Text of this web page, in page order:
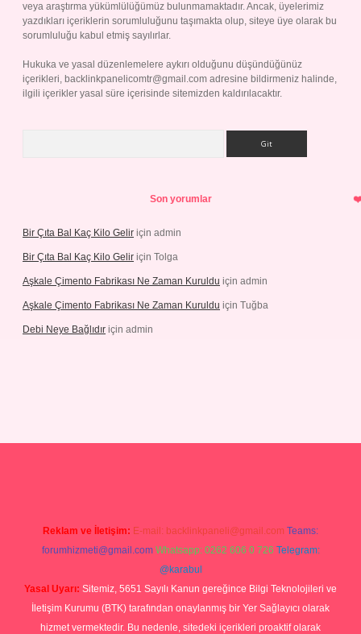
veya araştırma yükümlülüğümüz bulunmamaktadır. Ancak, üyelerimiz
yazdıkları içeriklerin sorumluluğunu taşımakta olup, siteye üye olarak bu
sorumluluğu kabul etmiş sayılırlar.
Hukuka ve yasal düzenlemelere aykırı olduğunu düşündüğünüz
içerikleri, backlinkpanelicomtr@gmail.com adresine bildirmeniz halinde,
ilgili içerikler yasal süre içerisinde sitemizden kaldırılacaktır.
Son yorumlar
Bir Çıta Bal Kaç Kilo Gelir için admin
Bir Çıta Bal Kaç Kilo Gelir için Tolga
Aşkale Çimento Fabrikası Ne Zaman Kuruldu için admin
Aşkale Çimento Fabrikası Ne Zaman Kuruldu için Tuğba
Debi Neye Bağlıdır için admin
Reklam ve İletişim: E-mail: backlinkpaneli@gmail.com Teams:
forumhizmeti@gmail.com Whatsapp: 0262 606 0 726 Telegram:
@karabul
Yasal Uyarı: Sitemiz, 5651 Sayılı Kanun gereğince Bilgi Teknolojileri ve
İletişim Kurumu (BTK) tarafından onaylanmış bir Yer Sağlayıcı olarak
hizmet vermektedir. Bu nedenle, sitedeki içerikleri proaktif olarak